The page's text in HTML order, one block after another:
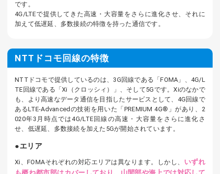
です。
4G/LTEで提供してきた高速・大容量をさらに進化させ、それに
加えて低遅延、多数接続の特徴を持った通信です。
NTTドコモ回線の特徴
NTTドコモで提供しているのは、3G回線である「FOMA」、4G/L
TE回線である「Xi（クロッシィ）」、そして5Gです。Xiのなかで
も、より高速なデータ通信を目指したサービスとして、4G回線で
あるLTE-Advancedの技術を用いた「PREMIUM 4G®」があり、2
020年3月時点では4G/LTE回線の高速・大容量をさらに進化さ
せ、低遅延、多数接続を加えた5Gが開始されています。
エリア
Xi、FOMAそれぞれの対応エリアは異なります。しかし、 いずれ